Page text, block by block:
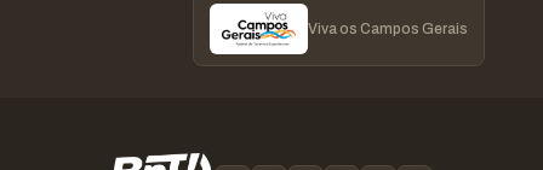
Viva os Campos Gerais